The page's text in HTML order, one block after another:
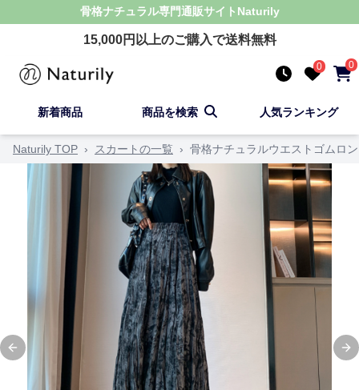
骨格ナチュラル専門通販サイト Naturily
15,000円以上のご購入で送料無料
0 0
新着商品 商品を検索 人気ランキング
Naturily TOP › スカートの一覧 › 骨格ナチュラルウエストゴムロ
Previous slide